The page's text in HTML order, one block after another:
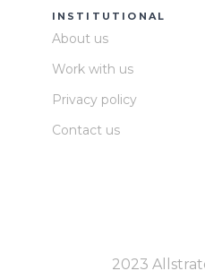
INSTITUTIONAL
About us
Work with us
Privacy policy
Contact us
2023